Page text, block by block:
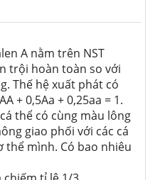
A nằm trên NST
trội hoàn toàn so với
Thế hệ xuất phát có
+ 0,5Aa + 0,25aa = 1.
thể có cùng màu lông
giao phối với các cá
thể mình. Có bao nhiêu